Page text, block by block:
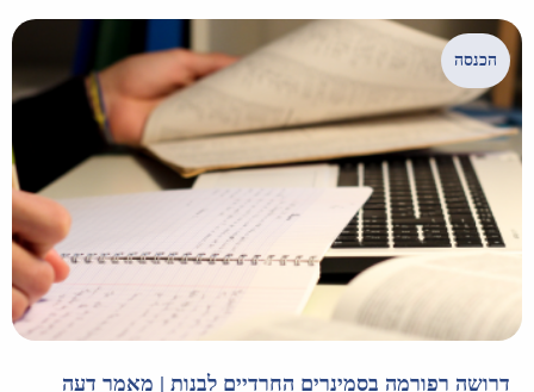
דרושה רפורמה בסמינרים החרדיים לבנות | מאמר דעה
הכנסה